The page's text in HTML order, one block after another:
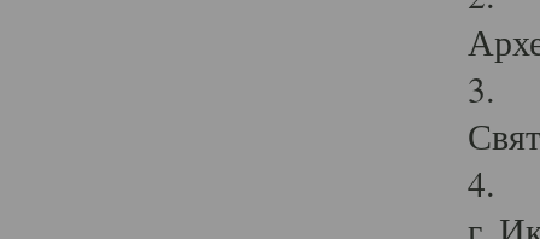
3.
4.